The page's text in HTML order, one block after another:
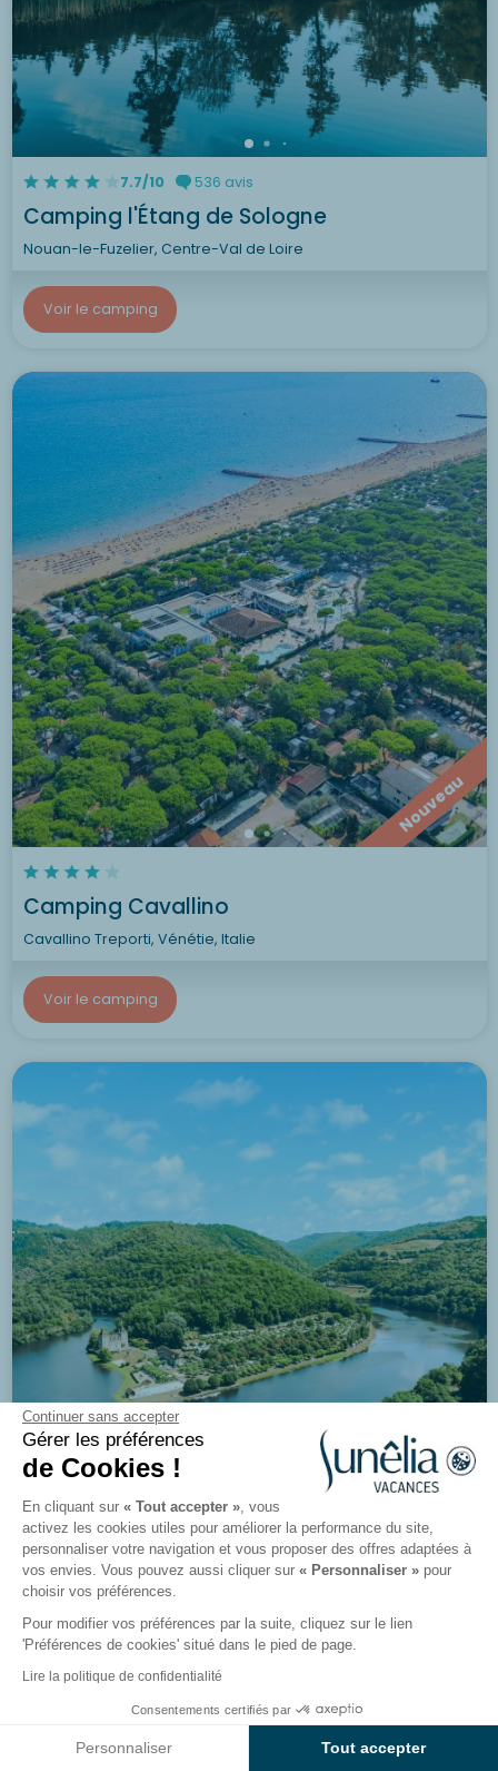
Continuer sans accepter
Gérer les préférences
de Cookies !
En cliquant sur « Tout accepter », vous
activez les cookies utiles pour améliorer la performance du site,
personnaliser votre navigation et vous proposer des offres adaptées à
vos envies. Vous pouvez aussi cliquer sur « Personnaliser » pour
choisir vos préférences.
Pour modifier vos préférences par la suite, cliquez sur le lien
'Préférences de cookies' situé dans le pied de page.
Lire la politique de confidentialité
Consentements certifiés par
Personnaliser Tout accepter
7.7/10 536 avis
Camping l'Étang de Sologne
Nouan-le-Fuzelier, Centre-Val de Loire
Voir le camping
Nouveau
Camping Cavallino
Cavallino Treporti, Vénétie, Italie
Voir le camping
122 avis
Camping Le Gibanel
Argentat-sur-Dordogne, Corrèze
Voir le camping
Voir les résultats sur la carte